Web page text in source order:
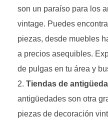
son un paraíso para los
vintage. Puedes
piezas, desde muebles
a precios asequibles.
de pulgas en tu área y
Tiendas de
antigüedades son otra
piezas de decoración